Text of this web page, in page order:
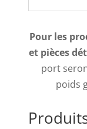
Pour les
et pièces
port
poids